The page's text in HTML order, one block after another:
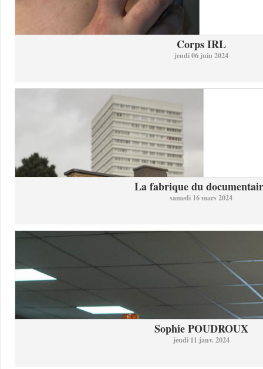
Corps IRL
jeudi 06 juin 2024
La fabrique du
samedi 16 mars 2024
Sophie POUDROUX
jeudi 11 janv. 2024